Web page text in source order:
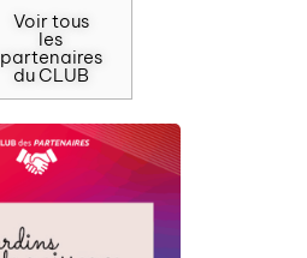
Voir tous
les
partenaires
du CLUB